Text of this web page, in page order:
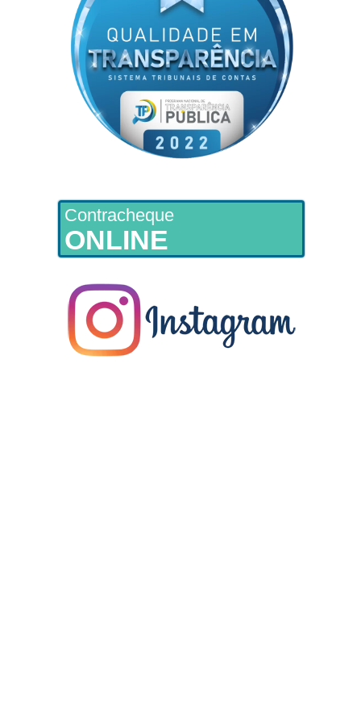
Contracheque
ONLINE